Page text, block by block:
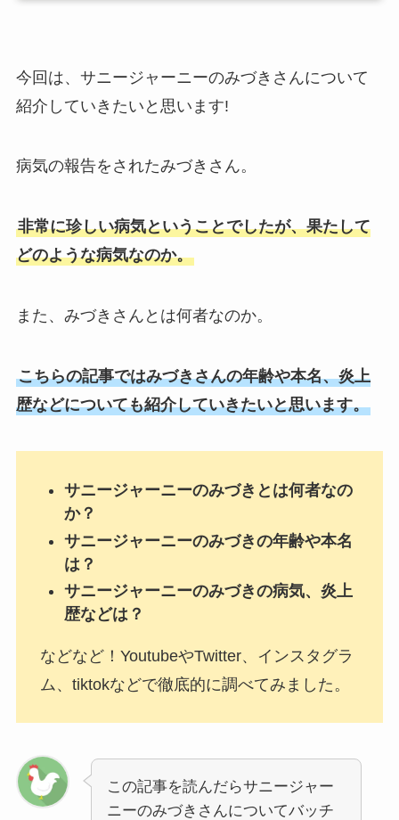
今回は、サニージャーニーのみづきさんについて
紹介していきたいと思います!
病気の報告をされたみづきさん。
非常に珍しい病気ということでしたが、果たして
どのような病気なのか。
また、みづきさんとは何者なのか。
こちらの記事ではみづきさんの年齢や本名、炎上
歴などについても紹介していきたいと思います。
サニージャーニーのみづきとは何者なの
か？
サニージャーニーのみづきの年齢や本名
は？
サニージャーニーのみづきの病気、炎上
歴などは？
などなど！YoutubeやTwitter、インスタグラ
ム、tiktokなどで徹底的に調べてみました。
この記事を読んだらサニージャー
ニーのみづきさんについてバッチ